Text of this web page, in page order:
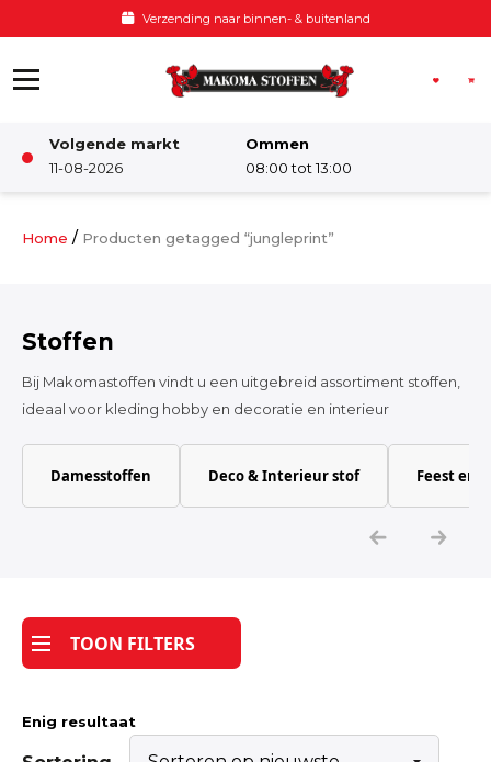
Verzending naar binnen- & buitenland
Volgende markt
11-08-2026
Ommen
08:00 tot 13:00
Damesstoffen
Katoen
Tijdpakker stof
Home / Producten getagged “jungleprint”
Stoffen
Bij Makomastoffen vindt u een uitgebreid assortiment stoffen,
ideaal voor kleding hobby en decoratie en interieur
Damesstoffen Deco & Interieur stof Feest en
TOON FILTERS
Enig resultaat